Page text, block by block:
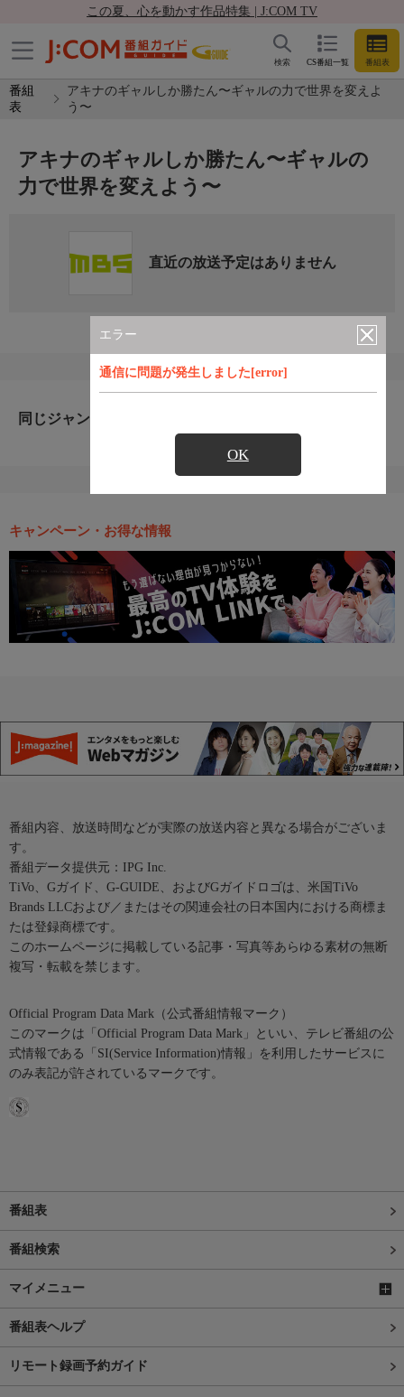
この夏、心を動かす作品特集 | J:COM TV
CS番組一覧 番組表
検索
番組
表
アキナのギャルしか勝たん〜ギャルの力で世界を変えよ
う〜
エラー
通信に問題が発生しました[error]
OK
アキナのギャルしか勝たん〜ギャルの
力で世界を変えよう〜
直近の放送予定はありません
同じジャンルのおすすめ番組
キャンペーン・お得な情報
番組内容、放送時間などが実際の放送内容と異なる場合がございま
す。
番組データ提供元：IPG Inc.
TiVo、Gガイド、G-GUIDE、およびGガイドロゴは、米国TiVo
Brands LLCおよび／またはその関連会社の日本国内における商標ま
たは登録商標です。
このホームページに掲載している記事・写真等あらゆる素材の無断
複写・転載を禁じます。
Official Program Data Mark（公式番組情報マーク）
このマークは「Official Program Data Mark」といい、テレビ番組の公
式情報である「SI(Service Information)情報」を利用したサービスに
のみ表記が許されているマークです。
番組表
番組検索
マイメニュー
番組表ヘルプ
リモート録画予約ガイド